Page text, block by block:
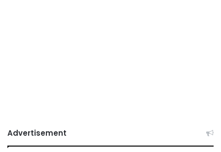
Advertisement